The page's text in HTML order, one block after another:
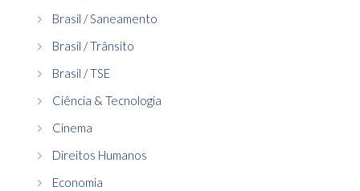
Brasil / Saneamento
Brasil / Trânsito
Brasil / TSE
Ciência & Tecnologia
Cinema
Direitos Humanos
Economia